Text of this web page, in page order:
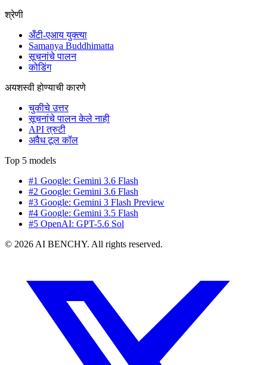
श्रेणी
अँटी-एआय युक्त्या
Samanya Buddhimatta
सूचनांचे पालन
कोडिंग
अयशस्वी होण्याची कारणे
चुकीचे उत्तर
सूचनांचे पालन केले नाही
API त्रुटी
अवैध टूल कॉल
Top 5 models
#1 Google: Gemini 3.6 Flash
#2 Google: Gemini 3.6 Flash
#3 Google: Gemini 3 Flash Preview
#4 Google: Gemini 3.5 Flash
#5 OpenAI: GPT-5.6 Sol
© 2026 AI BENCHY. All rights reserved.